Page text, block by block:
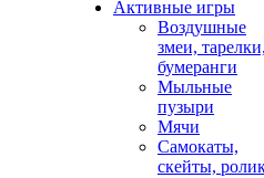
Активные игры
Воздушные
змеи, тарелки,
бумеранги
Мыльные
пузыри
Мячи
Самокаты,
скейты,